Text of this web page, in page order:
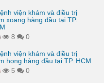
viện khám và điều trị
xoang hàng đầu tại TP.
8
0
viện khám và điều trị
họng hàng đầu tại TP. HCM
5
0